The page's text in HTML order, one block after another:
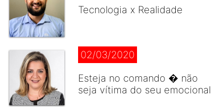
Tecnologia x Realidade
02/03/2020
Esteja no comando � não
seja vítima do seu emocional